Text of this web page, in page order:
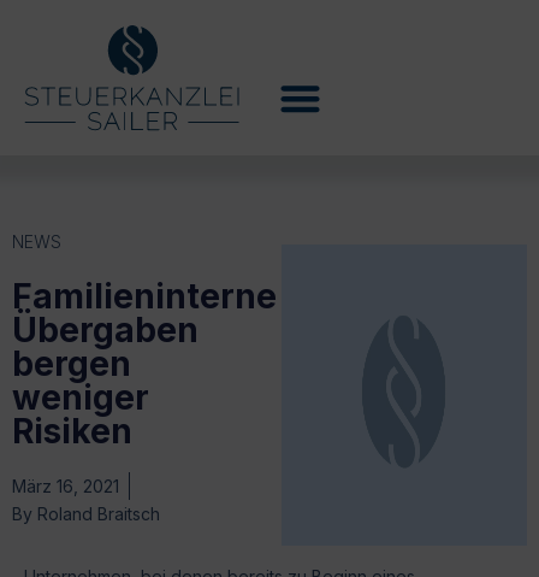
NEWS
Familieninterne
Übergaben
bergen
weniger
Risiken
März 16, 2021
By Roland Braitsch